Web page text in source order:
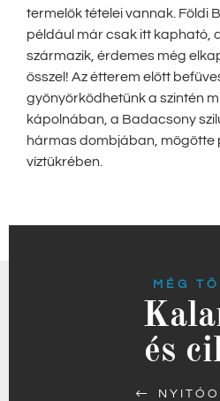
termelők tételei vannak. Földi
például már csak itt kapható,
származik, érdemes még
ősszel! Az étterem előtt
gyönyörködhetünk a szintén
kápolnában, a Badacsony
hármas dombjában, mögötte
víztükrében.
MÉG
és